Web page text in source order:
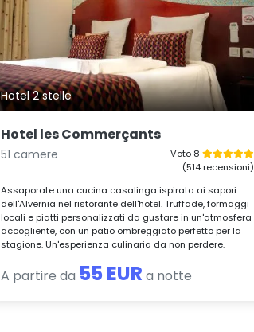
Hotel 2 stelle
Hotel les Commerçants
51 camere
Voto 8
(514 recensioni)
Assaporate una cucina casalinga ispirata ai sapori
dell'Alvernia nel ristorante dell'hotel. Truffade, formaggi
locali e piatti personalizzati da gustare in un'atmosfera
accogliente, con un patio ombreggiato perfetto per la
stagione. Un'esperienza culinaria da non perdere.
A partire da 55 EUR a notte